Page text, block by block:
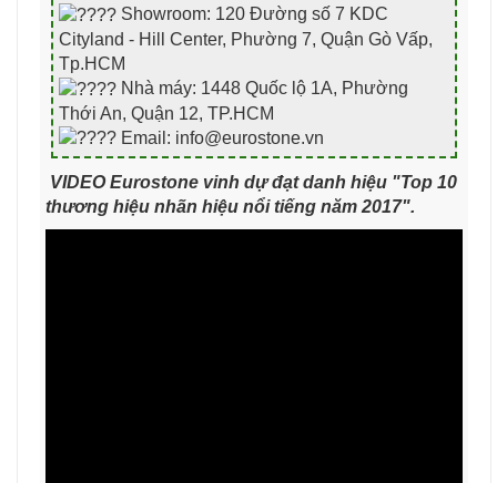
Showroom: 120 Đường số 7 KDC
Cityland - Hill Center, Phường 7, Quận Gò Vấp,
Tp.HCM
Nhà máy: 1448 Quốc lộ 1A, Phường
Thới An, Quận 12, TP.HCM
Email: info@eurostone.vn
VIDEO Eurostone vinh dự đạt danh hiệu "Top 10
thương hiệu nhãn hiệu nổi tiếng năm 2017".